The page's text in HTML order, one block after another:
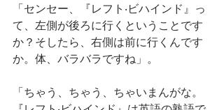
「センセー、『レフト‧ビハインド』っ
て、左側が後ろに行くということです
か？そしたら、右側は前に行くんです
か。体、バラバラですね」。
「ちゃう、ちゃう、ちゃいまんがな。